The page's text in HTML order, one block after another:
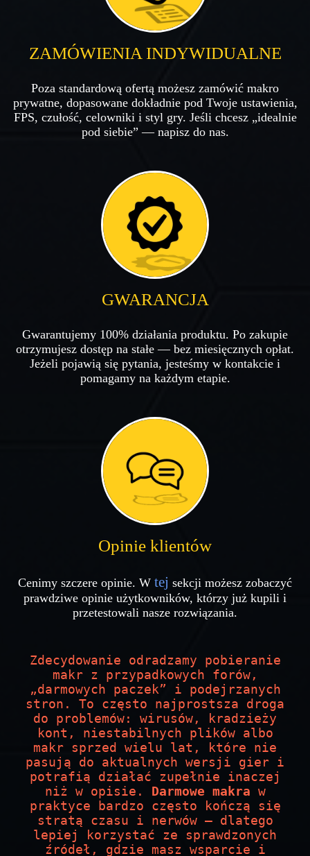
ZAMÓWIENIA INDYWIDUALNE
Poza standardową ofertą możesz zamówić makro
prywatne, dopasowane dokładnie pod Twoje ustawienia,
FPS, czułość, celowniki i styl gry. Jeśli chcesz „idealnie
pod siebie” — napisz do nas.
GWARANCJA
Gwarantujemy 100% działania produktu. Po zakupie
otrzymujesz dostęp na stałe — bez miesięcznych opłat.
Jeżeli pojawią się pytania, jesteśmy w kontakcie i
pomagamy na każdym etapie.
Opinie klientów
Cenimy szczere opinie. W tej sekcji możesz zobaczyć
prawdziwe opinie użytkowników, którzy już kupili i
przetestowali nasze rozwiązania.
Zdecydowanie odradzamy pobieranie
makr z przypadkowych forów,
„darmowych paczek” i podejrzanych
stron. To często najprostsza droga
do problemów: wirusów, kradzieży
kont, niestabilnych plików albo
makr sprzed wielu lat, które nie
pasują do aktualnych wersji gier i
potrafią działać zupełnie inaczej
niż w opisie. Darmowe makra w
praktyce bardzo często kończą się
stratą czasu i nerwów — dlatego
lepiej korzystać ze sprawdzonych
źródeł, gdzie masz wsparcie i